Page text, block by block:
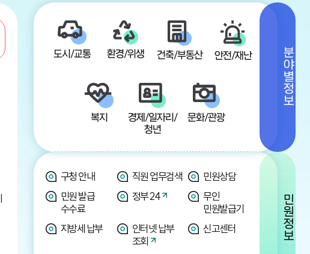
분야별정보
도시/교통 환경/위생 건축/부동산 안전/재난
복지
경제/일자리/
청년
문화/관광
민원정보
구청 안내 직원 업무검색
민원상담
민원 발급
수수료
정부 24
무인
민원발급기
지방세 납부
인터넷 납부
조회
신고센터